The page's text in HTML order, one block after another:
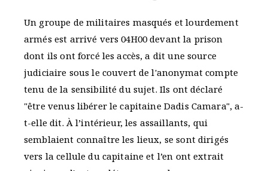
Un groupe de militaires masqués et lourdement
armés est arrivé vers 04H00 devant la prison
dont ils ont forcé les accès, a dit une source
judiciaire sous le couvert de l'anonymat compte
tenu de la sensibilité du sujet. Ils ont déclaré
"être venus libérer le capitaine Dadis Camara", a-
t-elle dit. À l’intérieur, les assaillants, qui
semblaient connaître les lieux, se sont dirigés
vers la cellule du capitaine et l’en ont extrait